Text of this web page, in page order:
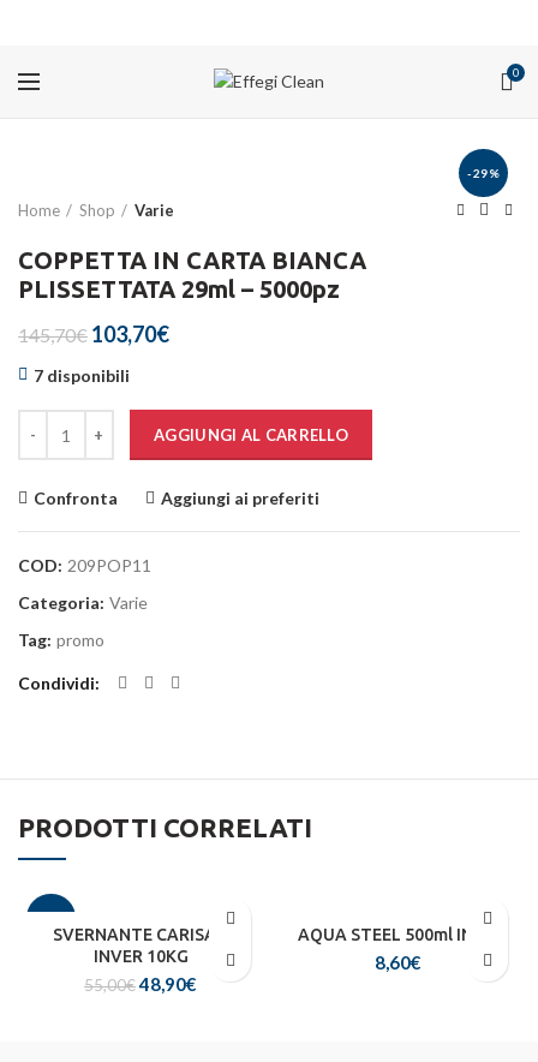
0
-29%
Home Shop Varie
COPPETTA IN CARTA BIANCA
PLISSETTATA 29ml – 5000pz
145,70€ Il
originale
era:
145,70€.
103,70€Il
è:
103,70€.
7 disponibili
AGGIUNGI AL CARRELLO
Confronta Aggiungi ai preferiti
COD: 209POP11
Categoria: Varie
Tag: promo
Condividi
PRODOTTI CORRELATI
SVERNANTE CARISAN
INVER 10KG
55,00€Il
48,90€
AQUA STEEL 500ml INOX
8,60€